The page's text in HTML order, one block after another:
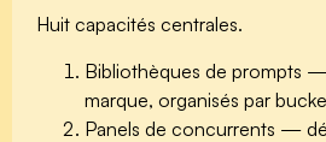
Huit capacités centrales.
Bibliothèques de prompts —
marque, organisés par
Panels de concurrents —